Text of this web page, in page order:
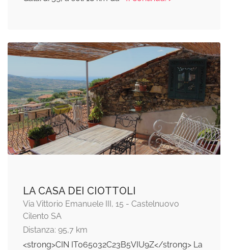
LA CASA DEI CIOTTOLI
Via Vittorio Emanuele III, 15 - Castelnuovo
Cilento SA
Distanza: 95,7 km
<strong>CIN IT065032C23B5VIU9Z</strong> La